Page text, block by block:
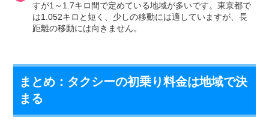
すが1～1.7キロ間で定めている地域が多いです。東京都で
は1.052キロと短く、少しの移動には適していますが、長
距離の移動には向きません。
まとめ：タクシーの初乗り料金は地域で決
まる